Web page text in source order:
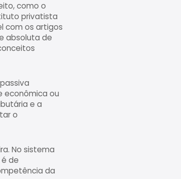
como o
privatista
com os artigos
absoluta de
econômica ou
e a
o
No sistema
de
da